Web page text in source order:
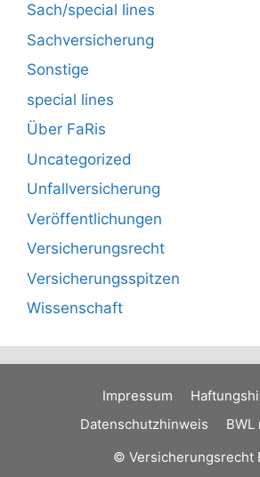
Sach/special lines
Sachversicherung
Sonstige
special lines
Über FaRis
Uncategorized
Unfallversicherung
Veröffentlichungen
Versicherungsrecht
Versicherungsspitzen
Wissenschaft
Impressum
Datenschutzhinweis
BWL
© Versicherungsrecht